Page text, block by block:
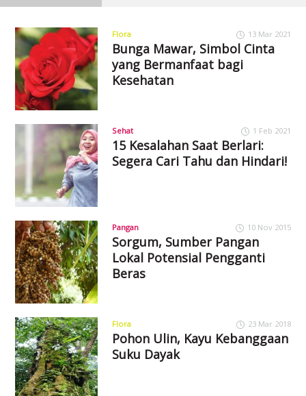
Flora 13 Mar 2021
Bunga Mawar, Simbol Cinta
yang Bermanfaat bagi
Kesehatan
Sehat 1 Feb 2021
15 Kesalahan Saat Berlari:
Segera Cari Tahu dan Hindari!
Pangan 10 Nov 2015
Sorgum, Sumber Pangan
Lokal Potensial Pengganti
Beras
Flora 23 Mar 2018
Pohon Ulin, Kayu Kebanggaan
Suku Dayak